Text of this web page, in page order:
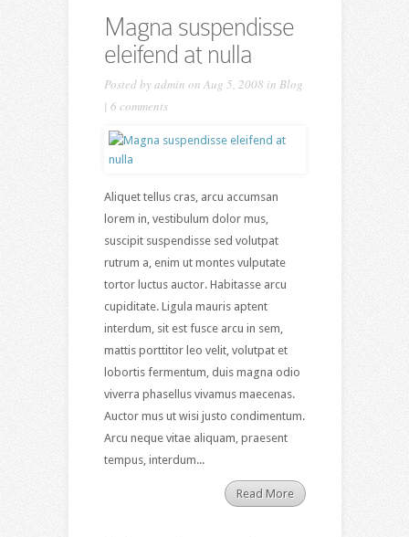
Magna suspendisse
eleifend at nulla
Posted byadmin on Aug 5, 2008 in Blog
| 6 comments
Aliquet tellus cras, arcu accumsan
lorem in, vestibulum dolor mus,
suscipit suspendisse sed volutpat
rutrum a, enim ut montes vulputate
tortor luctus auctor. Habitasse arcu
cupiditate. Ligula mauris aptent
interdum, sit est fusce arcu in sem,
mattis porttitor leo velit, volutpat et
lobortis fermentum, duis magna odio
viverra phasellus vivamus maecenas.
Auctor mus ut wisi justo condimentum.
Arcu neque vitae aliquam, praesent
tempus, interdum...
Read More